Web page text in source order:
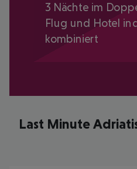
3 Nächte im
Flug und Hotel
kombiniert
Last Minute